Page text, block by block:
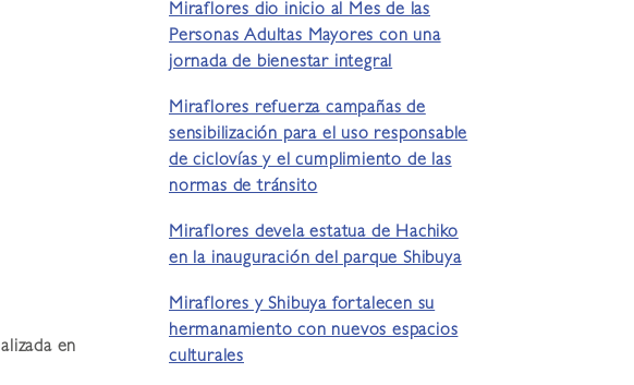
en
Miraflores dio inicio al Mes de las
Personas Adultas Mayores con una
jornada de bienestar integral
Miraflores refuerza campañas de
sensibilización para el uso responsable
de ciclovías y el cumplimiento de las
normas de tránsito
Miraflores devela estatua de Hachiko
en la inauguración del parque Shibuya
Miraflores y Shibuya fortalecen su
hermanamiento con nuevos espacios
culturales